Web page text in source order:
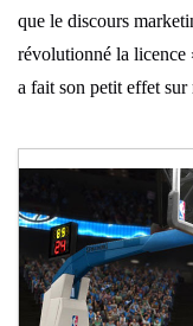
que le discours
révolutionné la licence
a fait son petit effet sur